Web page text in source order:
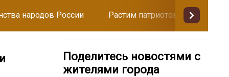
народов России Растим патриотов
Поделитесь новостями с
жителями города